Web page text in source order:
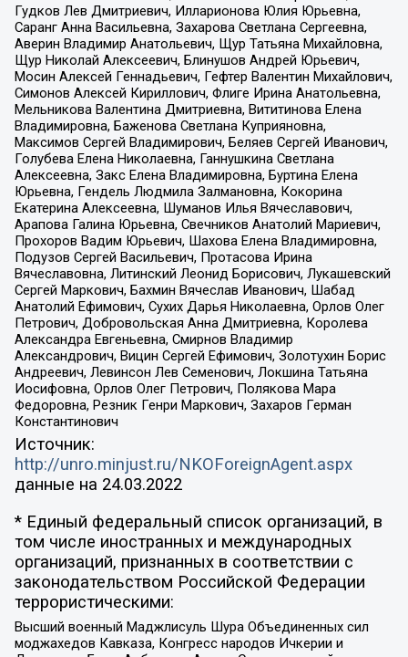
Гудков Лев Дмитриевич, Илларионова Юлия Юрьевна,
Саранг Анна Васильевна, Захарова Светлана Сергеевна,
Аверин Владимир Анатольевич, Щур Татьяна Михайловна,
Щур Николай Алексеевич, Блинушов Андрей Юрьевич,
Мосин Алексей Геннадьевич, Гефтер Валентин Михайлович,
Симонов Алексей Кириллович, Флиге Ирина Анатольевна,
Мельникова Валентина Дмитриевна, Вититинова Елена
Владимировна, Баженова Светлана Куприяновна,
Максимов Сергей Владимирович, Беляев Сергей Иванович,
Голубева Елена Николаевна, Ганнушкина Светлана
Алексеевна, Закс Елена Владимировна, Буртина Елена
Юрьевна, Гендель Людмила Залмановна, Кокорина
Екатерина Алексеевна, Шуманов Илья Вячеславович,
Арапова Галина Юрьевна, Свечников Анатолий Мариевич,
Прохоров Вадим Юрьевич, Шахова Елена Владимировна,
Подузов Сергей Васильевич, Протасова Ирина
Вячеславовна, Литинский Леонид Борисович, Лукашевский
Сергей Маркович, Бахмин Вячеслав Иванович, Шабад
Анатолий Ефимович, Сухих Дарья Николаевна, Орлов Олег
Петрович, Добровольская Анна Дмитриевна, Королева
Александра Евгеньевна, Смирнов Владимир
Александрович, Вицин Сергей Ефимович, Золотухин Борис
Андреевич, Левинсон Лев Семенович, Локшина Татьяна
Иосифовна, Орлов Олег Петрович, Полякова Мара
Федоровна, Резник Генри Маркович, Захаров Герман
Константинович
Источник:
http://unro.minjust.ru/NKOForeignAgent.aspx
данные на 24.03.2022
* Единый федеральный список организаций, в
том числе иностранных и международных
организаций, признанных в соответствии с
законодательством Российской Федерации
террористическими:
Высший военный Маджлисуль Шура Объединенных сил
моджахедов Кавказа, Конгресс народов Ичкерии и